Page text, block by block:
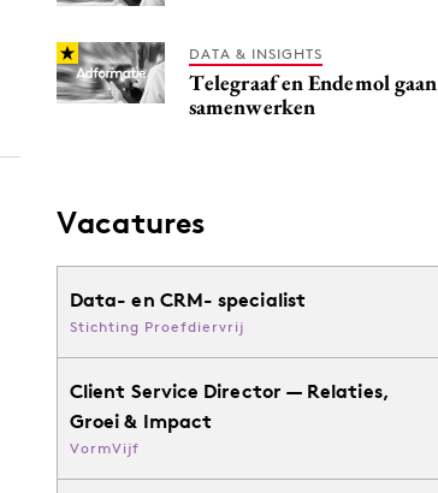
DATA & INSIGHTS
Telegraaf en Endemol gaan
samenwerken
Vacatures
Data- en CRM- specialist
Stichting Proefdiervrij
Client Service Director — Relaties,
Groei & Impact
VormVijf